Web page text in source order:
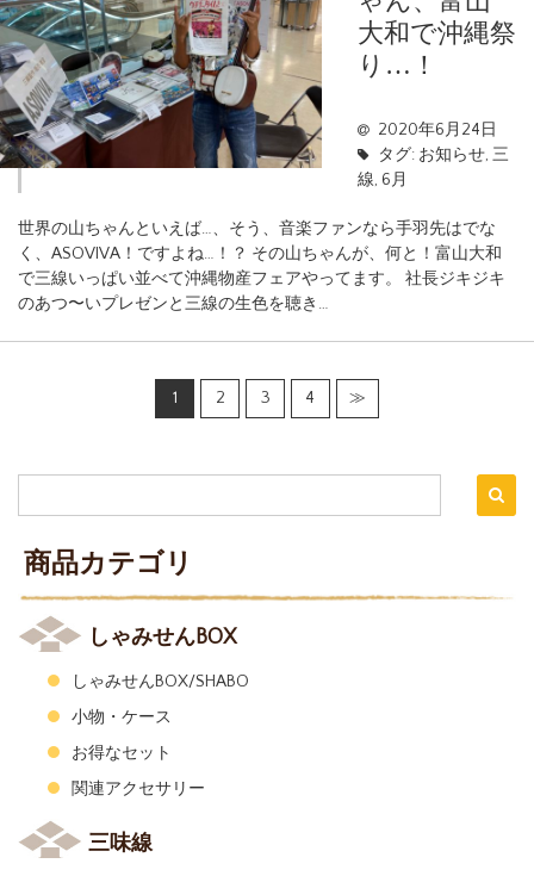
大和で沖縄祭
り…！
2020年6月24日
タグ: お知らせ, 三
線, 6月
世界の山ちゃんといえば…、そう、音楽ファンなら手羽先はでな
く、ASOVIVA！ですよね…！？ その山ちゃんが、何と！富山大和
で三線いっぱい並べて沖縄物産フェアやってます。 社長ジキジキ
のあつ〜いプレゼンと三線の生色を聴き…
1 2 3 4 ≫
商品カテゴリ
しゃみせんBOX
しゃみせんBOX/SHABO
小物・ケース
お得なセット
関連アクセサリー
三味線